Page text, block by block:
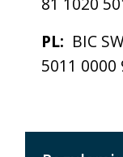
PL: BIC
5011 0000